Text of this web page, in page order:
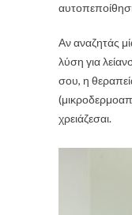
Αν αναζητάς
λύση για
σου, η
χρειάζεσαι.